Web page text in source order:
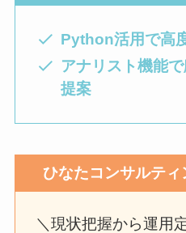
Python活用で高
アナリスト機能
提案
ひなたコンサルテ
＼現状把握から運用